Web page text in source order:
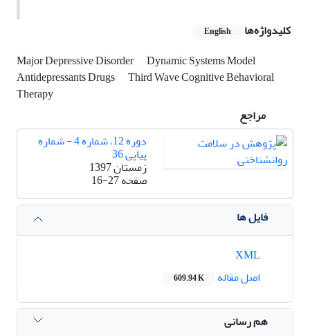
کلیدواژه‌ها
English
Major Depressive Disorder Dynamic Systems Model
Antidepressants Drugs
Third Wave Cognitive Behavioral
Therapy
مراجع
دوره 12، شماره 4 - شماره
پیاپی 36
زمستان 1397
صفحه16-27
فایل ها
اصل مقاله
609.94 K
هم رسانی